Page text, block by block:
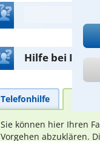
Hilfe bei Ihrer
Telefonhilfe
Sie können hier Ihren
Vorgehen abzuklären.